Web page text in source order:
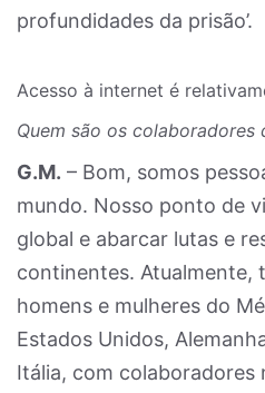
profundidades da prisão’.
Acesso à internet é
Quem são os colaboradores
G.M. – Bom, somos
mundo. Nosso ponto de
global e abarcar lutas e
continentes. Atualmente,
homens e mulheres do
Estados Unidos,
Itália, com colaboradores